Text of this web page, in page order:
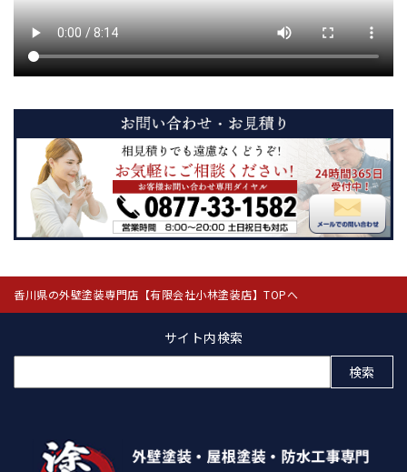
香川県の外壁塗装専門店【有限会社小林塗装店】TOPへ
サイト内検索
索: